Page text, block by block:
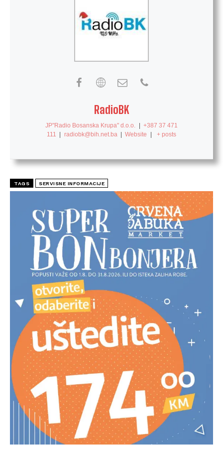
RadioBK
JP"Radio Bosanska Krupa" d.o.o. | +387 37 471
111
| radiobk@bih.net.ba | Website | + posts
TAGS SERVISNE INFORMACIJE